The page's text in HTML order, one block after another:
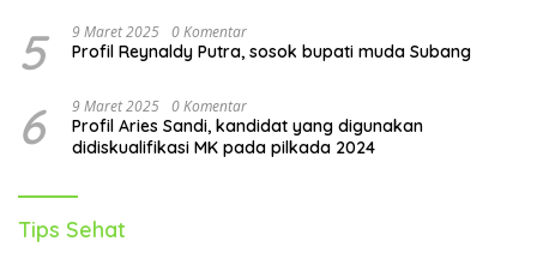
5 9 Maret 2025 0 Komentar
Profil Reynaldy Putra, sosok bupati muda Subang
6 9 Maret 2025 0 Komentar
Profil Aries Sandi, kandidat yang digunakan
didiskualifikasi MK pada pilkada 2024
Tips Sehat